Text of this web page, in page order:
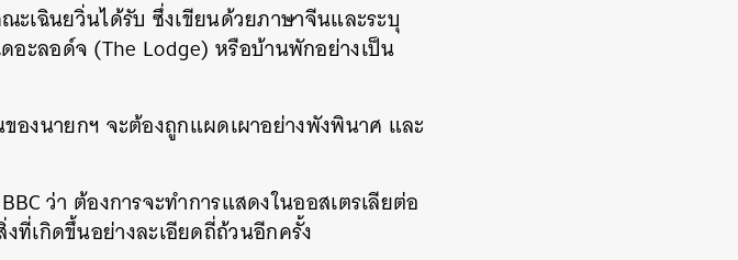
เฉินยวิ่นได้รับ ซึ่งเขียนด้วยภาษาจีนและระบุ
อะลอด์จ (The Lodge) หรือบ้านพักอย่างเป็น
องนายกฯ จะต้องถูกแผดเผาอย่างพังพินาศ และ
ว่า ต้องการจะทำการแสดงในออสเตรเลียต่อ
ที่เกิดขึ้นอย่างละเอียดถี่ถ้วนอีกครั้ง